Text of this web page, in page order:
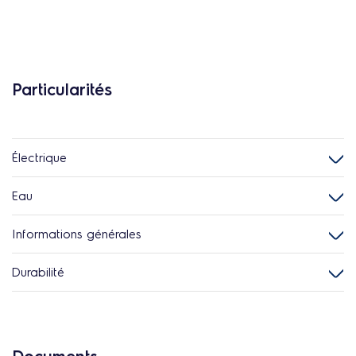
Particularités
Électrique
Eau
Informations générales
Durabilité